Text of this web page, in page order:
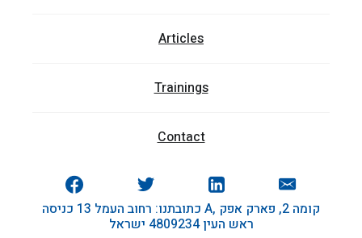
Articles
Trainings
Contact
כתובתנו: רחוב העמל 13 כניסה A, קומה 2, פארק אפק
ראש העין 4809234 ישראל